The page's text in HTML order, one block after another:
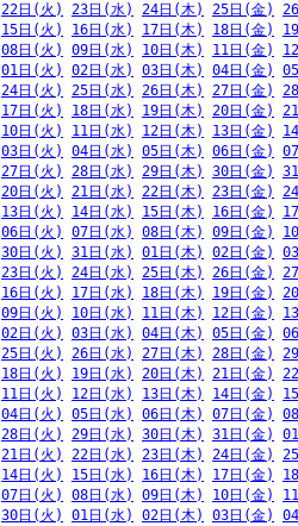
22日(火) 23日(水) 24日(木) 25日(金)
15日(火) 16日(水) 17日(木) 18日(金)
08日(火) 09日(水) 10日(木) 11日(金)
01日(火) 02日(水) 03日(木) 04日(金)
24日(火) 25日(水) 26日(木) 27日(金)
17日(火) 18日(水) 19日(木) 20日(金)
10日(火) 11日(水) 12日(木) 13日(金)
03日(火) 04日(水) 05日(木) 06日(金)
27日(火) 28日(水) 29日(木) 30日(金)
20日(火) 21日(水) 22日(木) 23日(金)
13日(火) 14日(水) 15日(木) 16日(金)
06日(火) 07日(水) 08日(木) 09日(金)
30日(火) 31日(水) 01日(木) 02日(金)
23日(火) 24日(水) 25日(木) 26日(金)
16日(火) 17日(水) 18日(木) 19日(金)
09日(火) 10日(水) 11日(木) 12日(金)
02日(火) 03日(水) 04日(木) 05日(金)
25日(火) 26日(水) 27日(木) 28日(金)
18日(火) 19日(水) 20日(木) 21日(金)
11日(火) 12日(水) 13日(木) 14日(金)
04日(火) 05日(水) 06日(木) 07日(金)
28日(火) 29日(水) 30日(木) 31日(金)
21日(火) 22日(水) 23日(木) 24日(金)
14日(火) 15日(水) 16日(木) 17日(金)
07日(火) 08日(水) 09日(木) 10日(金)
30日(火) 01日(水) 02日(木) 03日(金)